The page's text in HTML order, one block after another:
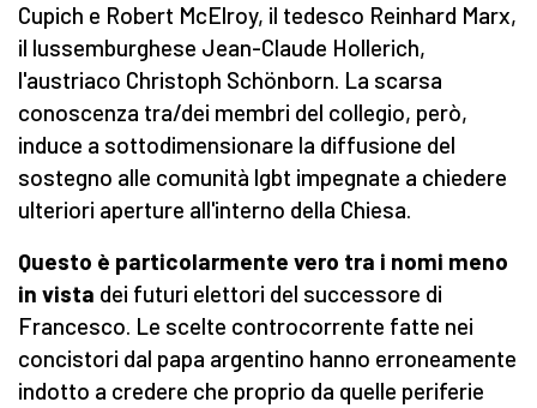
Cupich e Robert McElroy, il tedesco Reinhard Marx,
il lussemburghese Jean-Claude Hollerich,
l'austriaco Christoph Schönborn. La scarsa
conoscenza tra/dei membri del collegio, però,
induce a sottodimensionare la diffusione del
sostegno alle comunità lgbt impegnate a chiedere
ulteriori aperture all'interno della Chiesa.
Questo è particolarmente vero tra i nomi meno
in vista dei futuri elettori del successore di
Francesco. Le scelte controcorrente fatte nei
concistori dal papa argentino hanno erroneamente
indotto a credere che proprio da quelle periferie